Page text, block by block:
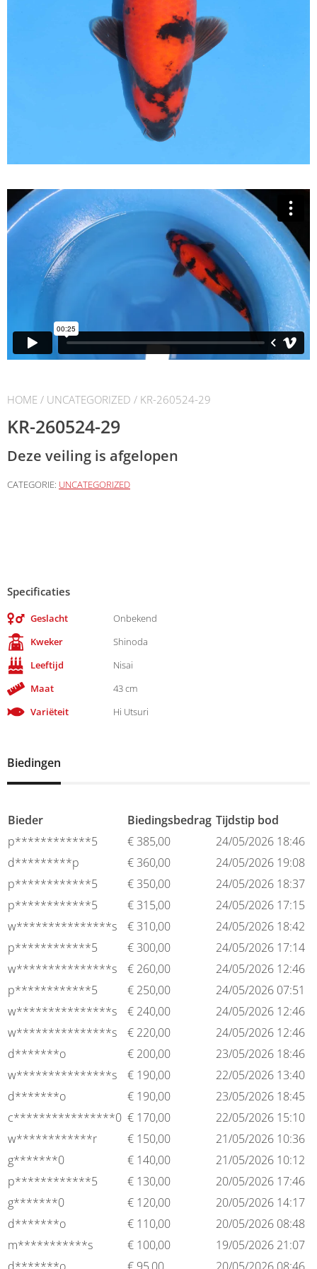
HOME / UNCATEGORIZED / KR-260524-29
KR-260524-29
Deze veiling is afgelopen
CATEGORIE: UNCATEGORIZED
Specificaties
Geslacht
Onbekend
Kweker
Shinoda
Leeftijd
Nisai
Maat
43 cm
Variëteit
Hi Utsuri
Biedingen
Bieder Biedingsbedrag Tijdstip bod
p************5
€ 385,00
24/05/2026 18:46
d*********p
€ 360,00
24/05/2026 19:08
p************5
€ 350,00
24/05/2026 18:37
p************5
€ 315,00
24/05/2026 17:15
w***************s
€ 310,00
24/05/2026 18:42
p************5
€ 300,00
24/05/2026 17:14
w***************s
€ 260,00
24/05/2026 12:46
p************5
€ 250,00
24/05/2026 07:51
w***************s
€ 240,00
24/05/2026 12:46
w***************s
€ 220,00
24/05/2026 12:46
d*******o
€ 200,00
23/05/2026 18:46
w***************s
€ 190,00
22/05/2026 13:40
d*******o
€ 190,00
23/05/2026 18:45
c****************0 € 170,00
22/05/2026 15:10
w************r
€ 150,00
21/05/2026 10:36
g*******0
€ 140,00
21/05/2026 10:12
p************5
€ 130,00
20/05/2026 17:46
g*******0
€ 120,00
20/05/2026 14:17
d*******o
€ 110,00
20/05/2026 08:48
m***********s
€ 100,00
19/05/2026 21:07